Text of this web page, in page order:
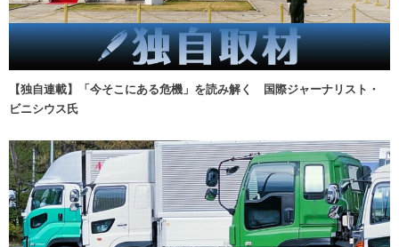
【独自連載】「今そこにある危機」を読み解く 国際ジャーナリスト・
ビニシウス氏